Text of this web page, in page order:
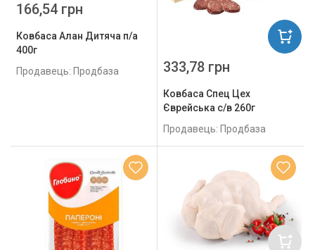
Ковбаса Алан Дитяча п/а
400г
Продавець: Продбаза
166,54 грн
Ковбаса Спец Цех
Єврейська с/в 260г
Продавець: Продбаза
333,78 грн